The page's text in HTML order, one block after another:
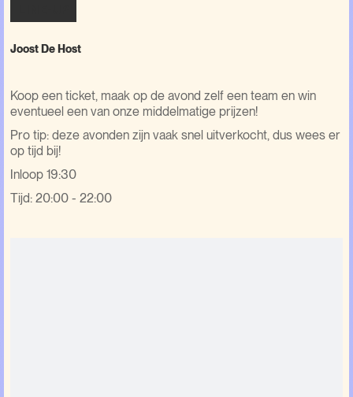
Joost De Host
Koop een ticket, maak op de avond zelf een team en win
eventueel een van onze middelmatige prijzen!
Pro tip: deze avonden zijn vaak snel uitverkocht, dus wees er
op tijd bij!
Inloop 19:30
Tijd: 20:00 - 22:00